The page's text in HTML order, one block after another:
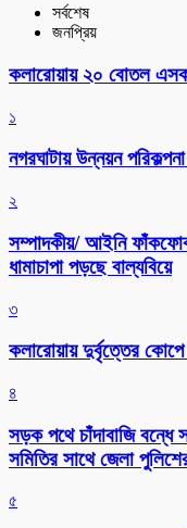
সর্বশেষ
জনপ্রিয়
কলারোয়ায় ২০ বোতল
১
নগরঘাটায় উন্নয়ন
২
সম্পাদকীয়/ আইনি
ধামাচাপা পড়ছে বাল্যবিয়ে
৩
কলারোয়ায় দুর্বৃত্তের
৪
সড়ক পথে চাঁদাবাজি বন্ধে
সমিতির সাথে জেলা
৫